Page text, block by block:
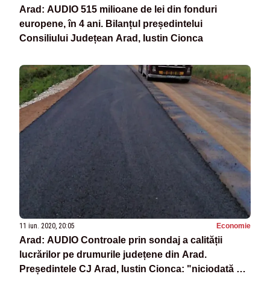
Arad: AUDIO 515 milioane de lei din fonduri
europene, în 4 ani. Bilanțul președintelui
Consiliului Județean Arad, Iustin Cionca
11 iun. 2020, 20:05 Economie
Arad: AUDIO Controale prin sondaj a calității
lucrărilor pe drumurile județene din Arad.
Președintele CJ Arad, Iustin Cionca: "niciodată nu